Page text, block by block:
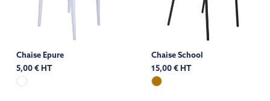
Chaise Epure
5,00 € HT
Chaise School
15,00 € HT